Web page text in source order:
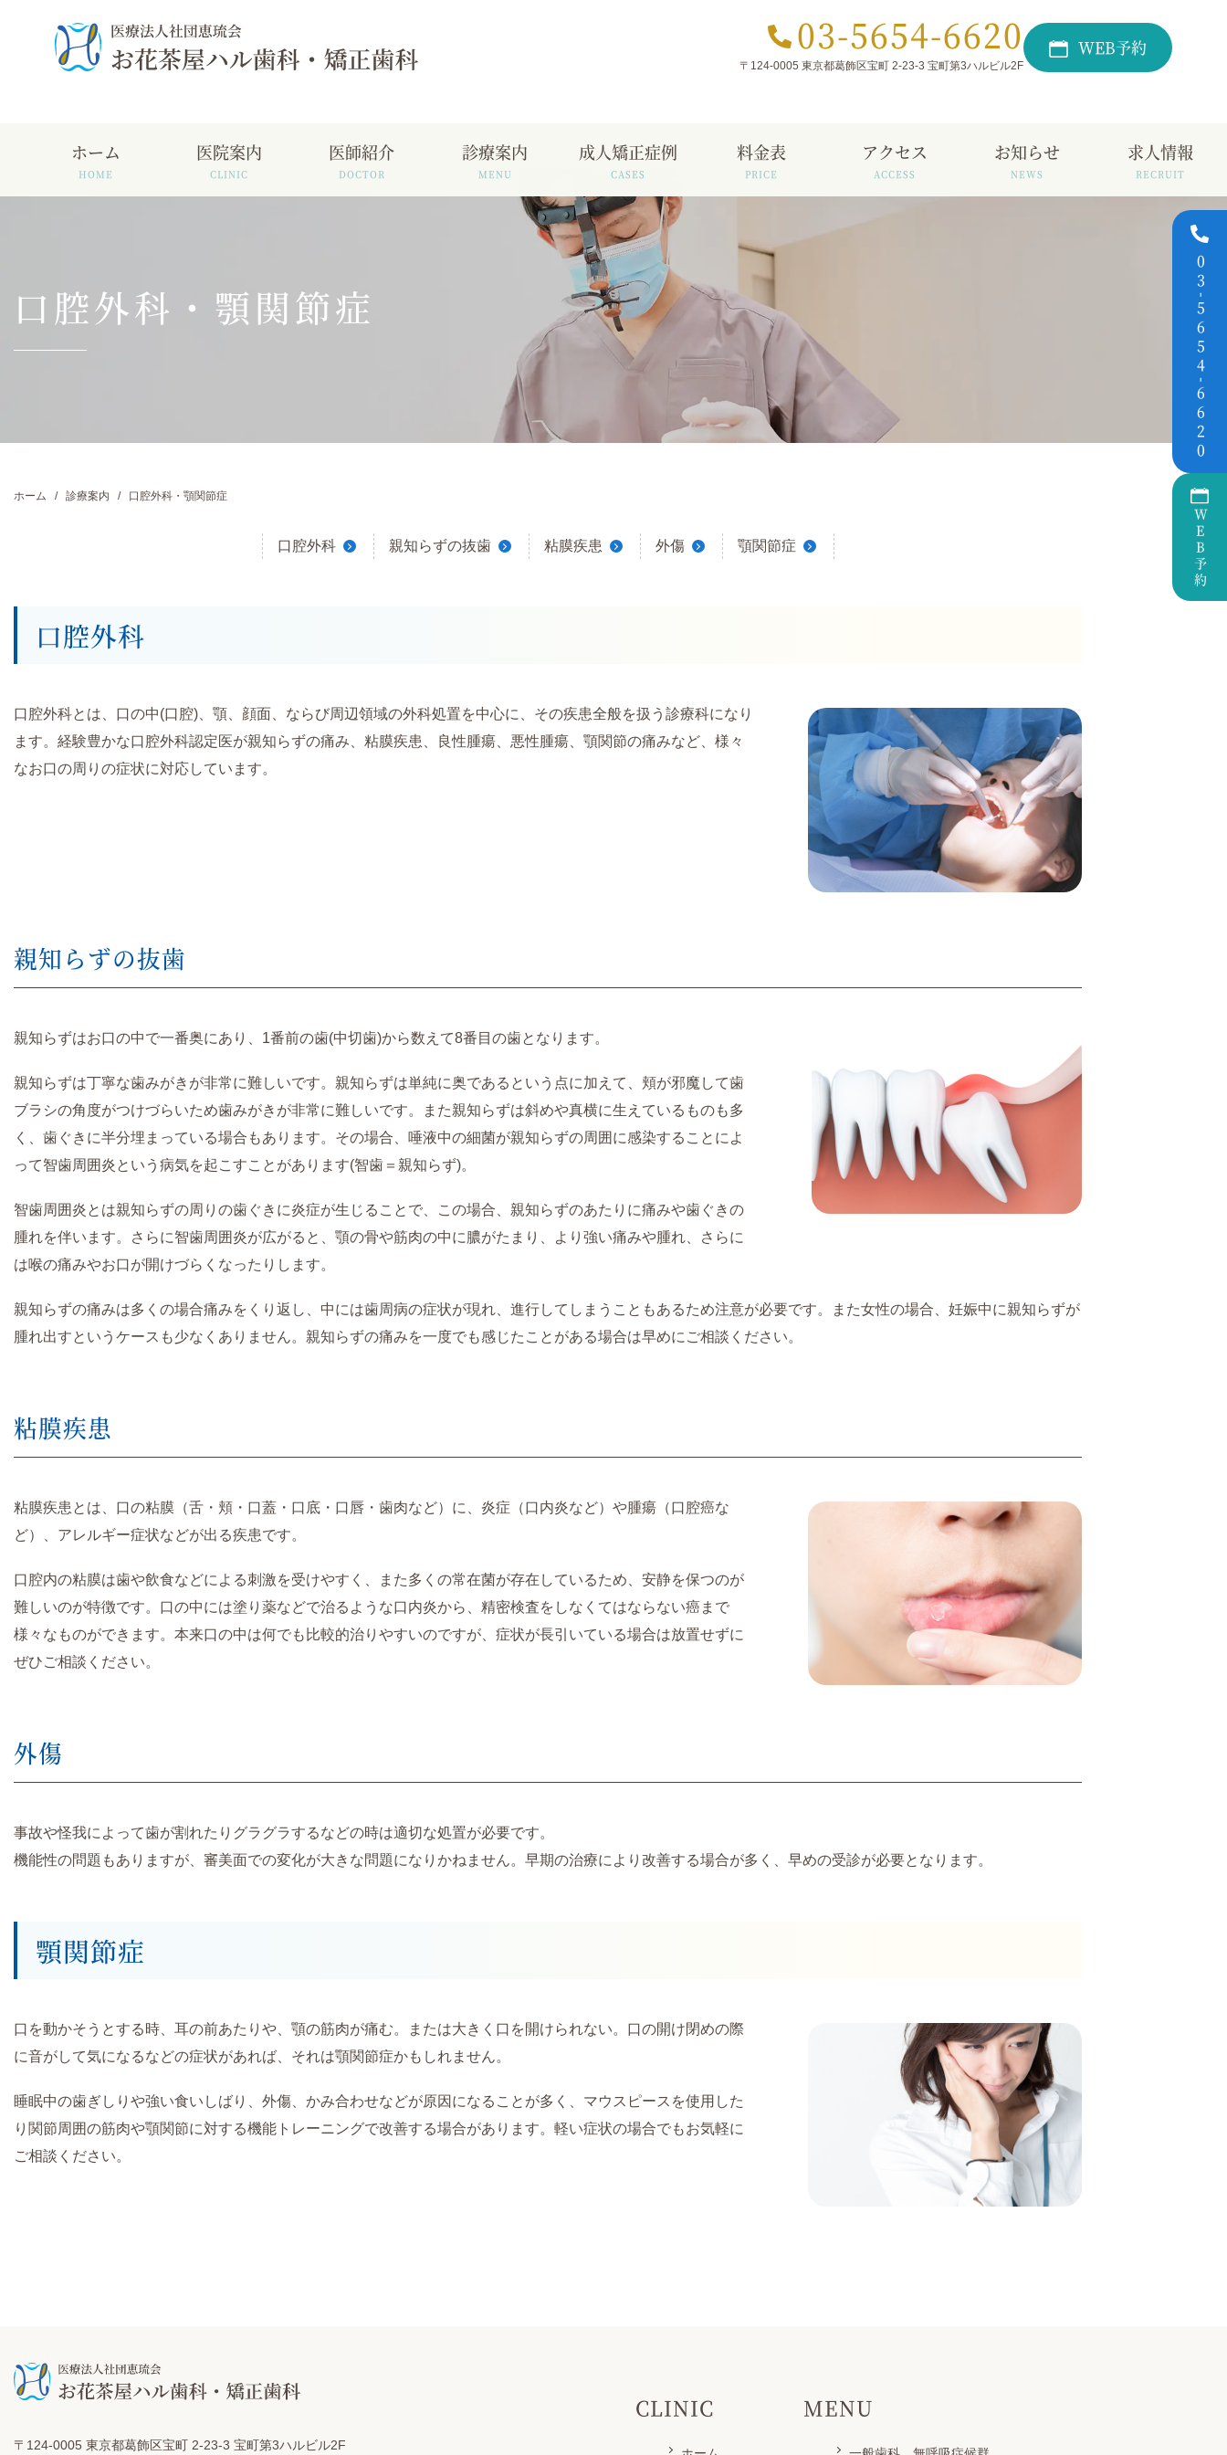
03
-
5654
-
6620
WEB予約
03-5654-6620
〒124-0005 東京都葛飾区宝町 2-23-3 宝町第3ハルビル2F
WEB予約
ホーム 医院案内 医師紹介 診療案内 成人矯正症例 料金表 アクセス お知らせ 求人情報
口腔外科・顎関節症
ホーム 診療案内 口腔外科・顎関節症
口腔外科 親知らずの抜歯 粘膜疾患 外傷 顎関節症
口腔外科
口腔外科とは、口の中(口腔)、顎、顔面、ならび周辺領域の外科処置を中心に、その疾患全般を扱う診療科になり
ます。経験豊かな口腔外科認定医が親知らずの痛み、粘膜疾患、良性腫瘍、悪性腫瘍、顎関節の痛みなど、様々
なお口の周りの症状に対応しています。
親知らずの抜歯
親知らずはお口の中で一番奥にあり、1番前の歯(中切歯)から数えて8番目の歯となります。
親知らずは丁寧な歯みがきが非常に難しいです。親知らずは単純に奥であるという点に加えて、頬が邪魔して歯
ブラシの角度がつけづらいため歯みがきが非常に難しいです。また親知らずは斜めや真横に生えているものも多
く、歯ぐきに半分埋まっている場合もあります。その場合、唾液中の細菌が親知らずの周囲に感染することによ
って智歯周囲炎という病気を起こすことがあります(智歯＝親知らず)。
智歯周囲炎とは親知らずの周りの歯ぐきに炎症が生じることで、この場合、親知らずのあたりに痛みや歯ぐきの
腫れを伴います。さらに智歯周囲炎が広がると、顎の骨や筋肉の中に膿がたまり、より強い痛みや腫れ、さらに
は喉の痛みやお口が開けづらくなったりします。
親知らずの痛みは多くの場合痛みをくり返し、中には歯周病の症状が現れ、進行してしまうこともあるため注意が必要です。また女性の場合、妊娠中に親知らずが
腫れ出すというケースも少なくありません。親知らずの痛みを一度でも感じたことがある場合は早めにご相談ください。
粘膜疾患
粘膜疾患とは、口の粘膜（舌・頬・口蓋・口底・口唇・歯肉など）に、炎症（口内炎など）や腫瘍（口腔癌な
ど）、アレルギー症状などが出る疾患です。
口腔内の粘膜は歯や飲食などによる刺激を受けやすく、また多くの常在菌が存在しているため、安静を保つのが
難しいのが特徴です。口の中には塗り薬などで治るような口内炎から、精密検査をしなくてはならない癌まで
様々なものができます。本来口の中は何でも比較的治りやすいのですが、症状が長引いている場合は放置せずに
ぜひご相談ください。
外傷
事故や怪我によって歯が割れたりグラグラするなどの時は適切な処置が必要です。
機能性の問題もありますが、審美面での変化が大きな問題になりかねません。早期の治療により改善する場合が多く、早めの受診が必要となります。
顎関節症
口を動かそうとする時、耳の前あたりや、顎の筋肉が痛む。または大きく口を開けられない。口の開け閉めの際
に音がして気になるなどの症状があれば、それは顎関節症かもしれません。
睡眠中の歯ぎしりや強い食いしばり、外傷、かみ合わせなどが原因になることが多く、マウスピースを使用した
り関節周囲の筋肉や顎関節に対する機能トレーニングで改善する場合があります。軽い症状の場合でもお気軽に
ご相談ください。
〒124-0005 東京都葛飾区宝町 2-23-3 宝町第3ハルビル2F
CLINIC MENU